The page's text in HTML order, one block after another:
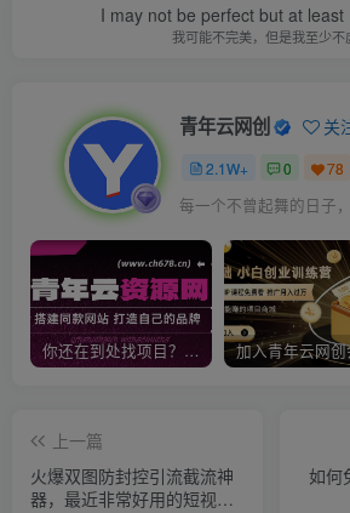
I may not be perfect but at least
我可能不完美，但是我至少不
青年云网创 关
2.1W+ 0 78
每一个不曾起舞的日子
你还在到处找项目？还在当韭菜？我靠卖项目一个月收入5万+，曾经我也是个失败者。
上一篇
火爆双图防封控引流截流神
器，最近非常好用的短视频
如何